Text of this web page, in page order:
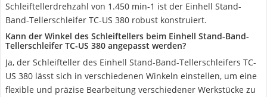
Schleiftellerdrehzahl von 1.450 min-1 ist der Einhell Stand-
Band-Tellerschleifer TC-US 380 robust konstruiert.
Kann der Winkel des Schleiftellers beim Einhell Stand-Band-
Tellerschleifer TC-US 380 angepasst werden?
Ja, der Schleifteller des Einhell Stand-Band-Tellerschleifers TC-
US 380 lässt sich in verschiedenen Winkeln einstellen, um eine
flexible und präzise Bearbeitung verschiedener Werkstücke zu